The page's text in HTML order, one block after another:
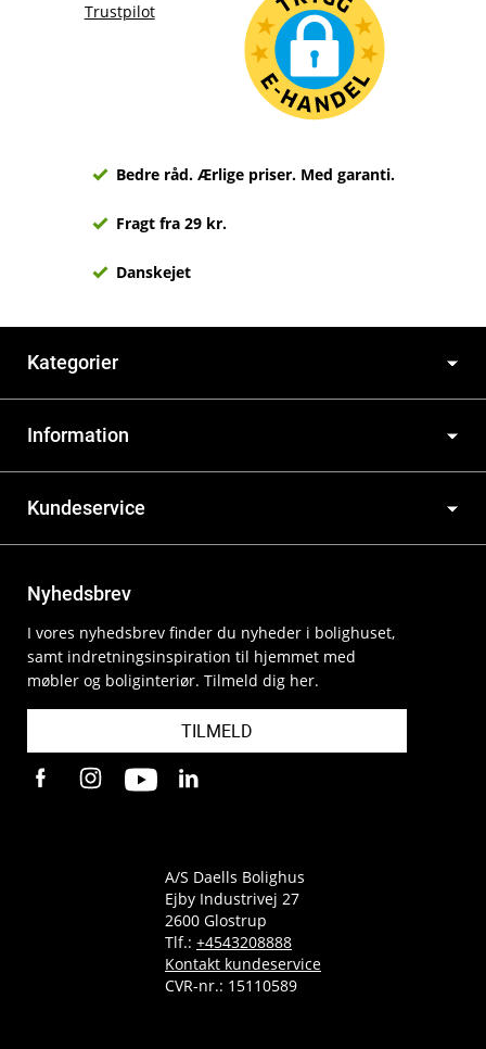
Trustpilot
Bedre råd. Ærlige priser. Med garanti.
Fragt fra 29 kr.
Danskejet
Kategorier
Information
Kundeservice
Nyhedsbrev
I vores nyhedsbrev finder du nyheder i bolighuset,
samt indretningsinspiration til hjemmet med
møbler og boliginteriør. Tilmeld dig her.
TILMELD
A/S Daells Bolighus
Ejby Industrivej 27
2600 Glostrup
Tlf.: +4543208888
Kontakt kundeservice
CVR-nr.: 15110589